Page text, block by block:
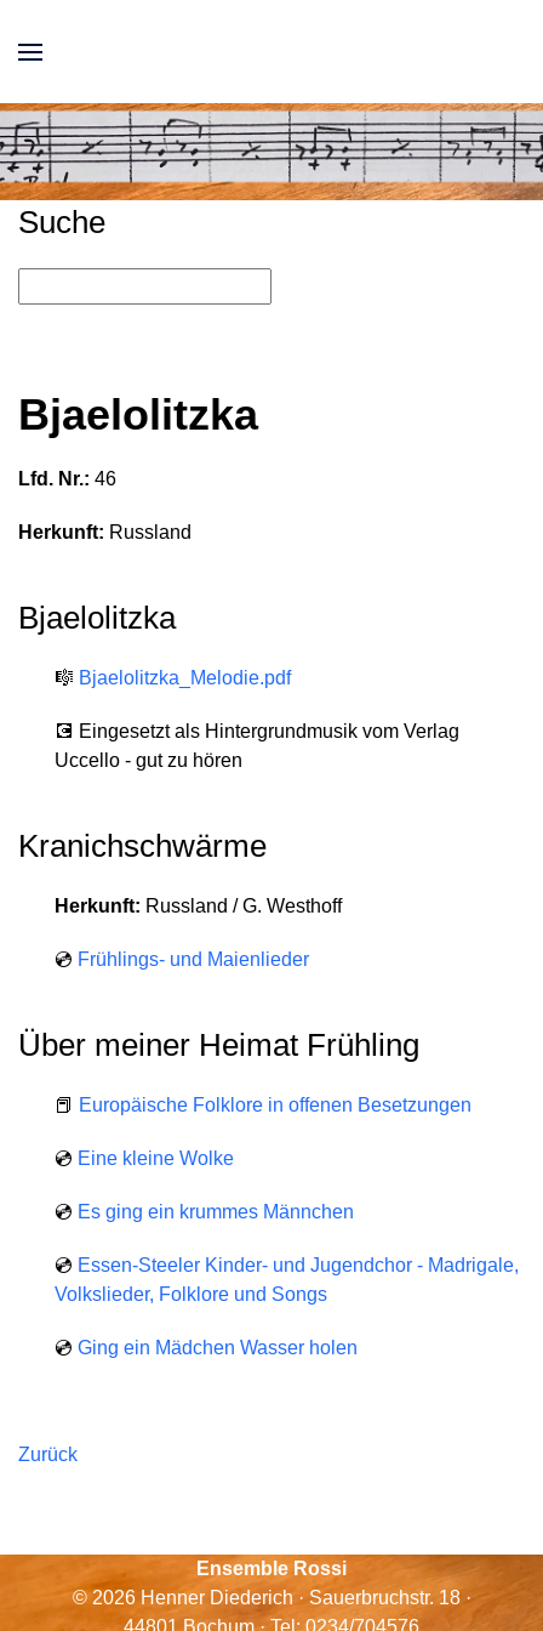
Suche
Bjaelolitzka
Lfd. Nr.: 46
Herkunft: Russland
Bjaelolitzka
🎼 Bjaelolitzka_Melodie.pdf
💽 Eingesetzt als Hintergrundmusik vom Verlag
Uccello - gut zu hören
Kranichschwärme
Herkunft: Russland / G. Westhoff
💿 Frühlings- und Maienlieder
Über meiner Heimat Frühling
📕 Europäische Folklore in offenen Besetzungen
💿 Eine kleine Wolke
💿 Es ging ein krummes Männchen
💿 Essen-Steeler Kinder- und Jugendchor - Madrigale,
Volkslieder, Folklore und Songs
💿 Ging ein Mädchen Wasser holen
Zurück
Ensemble Rossi
© 2026 Henner Diederich · Sauerbruchstr. 18 ·
44801 Bochum · Tel: 0234/704576